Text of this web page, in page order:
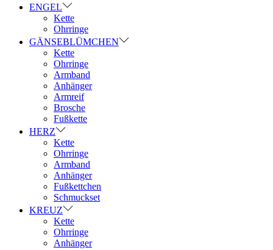
ENGEL
Kette
Ohrringe
GÄNSEBLÜMCHEN
Kette
Ohrringe
Armband
Anhänger
Armreif
Brosche
Fußkette
HERZ
Kette
Ohrringe
Armband
Anhänger
Fußkettchen
Schmuckset
KREUZ
Kette
Ohrringe
Anhänger